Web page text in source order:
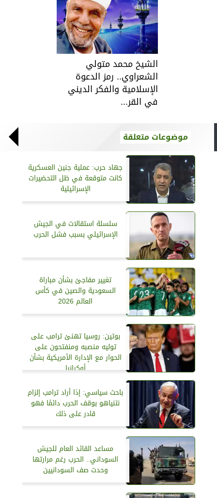
الشيخ محمد متولي
الشعراوي.. رمز الدعوة
الإسلامية والفكر الديني
في القر...
موضوعات متعلقة
جهاد حرب: عملية جنين العسكرية
كانت متوقعة في ظل التحضيرات
الإسرائيلية
سلسلة استقالات في الجيش
الإسرائيلي بسبب فشل الحرب
تغيير مفاجئ بشأن مباراة
السعودية والصين في كأس
العالم 2026
بوتين: روسيا تهنئ ترامب على
توليه منصبه ومنفتحون على
الحوار مع الإدارة الأمريكية بشأن
أوكرانيا
باحث سياسي: إذا أراد ترامب إلزام
نتنياهو بوقف الحرب دائمًا فهو
قادر على ذلك
مساعد القائد العام للجيش
السوداني.. الحرب رغم مرارتها
وحدت صف السودانيين